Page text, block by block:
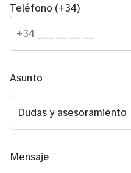
Teléfono (+34)
Asunto
Mensaje